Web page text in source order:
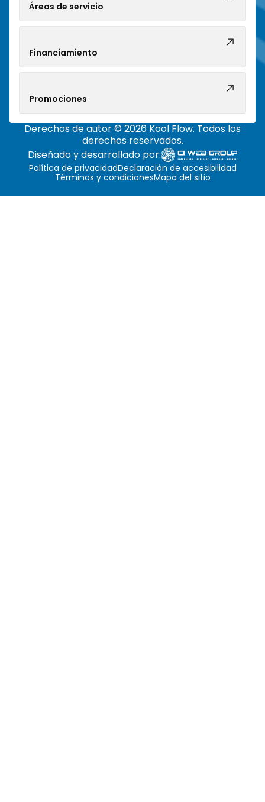
Áreas de servicio
Financiamiento
Promociones
Derechos de autor © 2026 Kool Flow. Todos los
derechos reservados.
Diseñado y desarrollado por:
Política de privacidadDeclaración de accesibilidad
Términos y condicionesMapa del sitio